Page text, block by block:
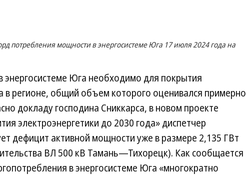
потребления мощности в энергосистеме Юга 17 июля 2024 года на
энергосистеме Юга необходимо для покрытия
в регионе, общий объем которого оценивался примерно
докладу господина Сниккарса, в новом проекте
электроэнергетики до 2030 года» диспетчер
дефицит активной мощности уже в размере 2,135 ГВт
ВЛ 500 кВ Тамань—Тихорецк). Как сообщается
в энергосистеме Юга «многократно